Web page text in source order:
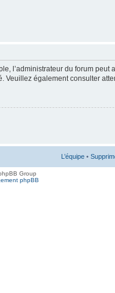
l’administrateur du forum
également consulter
L’équipe •
Group
phpBB